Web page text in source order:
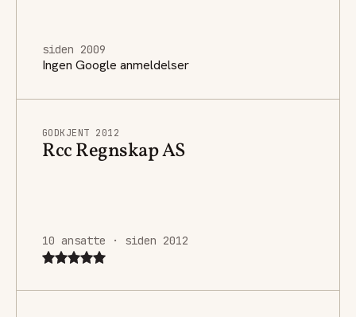
siden 2009
Ingen Google anmeldelser
GODKJENT 2012
Rcc Regnskap AS
10 ansatte · siden 2012